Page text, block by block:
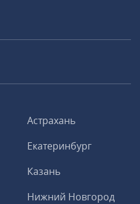
Астрахань
Екатеринбург
Казань
Нижний Новгород